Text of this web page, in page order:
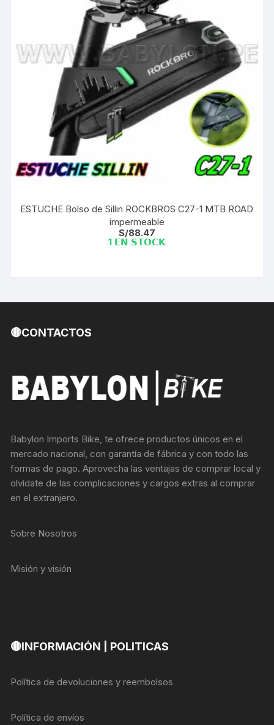
ESTUCHE Bolso de Sillin ROCKBROS C27-1 MTB ROAD
impermeable
S/88.47
1 𝗘𝗡 𝗦𝗧𝗢𝗖𝗞
🔴CONTACTOS
Babylon Imports Bike, te ofrece productos únicos en el
mercado nacional, con garantía de fábrica y con todo las
formas de pago. Aprovecha las ventajas de comprar local y
olvídate de las complicaciones y cargos extras al comprar
en el extranjero.
Sobre Nosotros
Misión y visión
🔴INFORMACIÓN | POLITICAS
Política de devoluciones y reembolsos
Política de envíos